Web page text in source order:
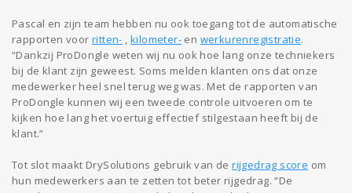
Pascal en zijn team hebben nu ook toegang tot de automatische
rapporten voorritten- ,kilometer- en werkurenregistratie.
“Dankzij ProDongle weten wij nu ook hoe lang onze techniekers
bij de klant zijn geweest. Soms melden klanten ons dat onze
medewerker heel snel terug weg was. Met de rapporten van
ProDongle kunnen wij een tweede controle uitvoeren om te
kijken hoe lang het voertuig effectief stilgestaan heeft bij de
klant.”
Tot slot maakt DrySolutions gebruik van derijgedrag score om
hun medewerkers aan te zetten tot beter rijgedrag. “De